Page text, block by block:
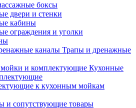
боксы
двери и стенки
кабины
ограждения и уголки
Трапы и дренажные
Кухонные
к кухонным мойкам